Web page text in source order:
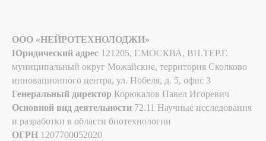
ООО «НЕЙРОТЕХНОЛОДЖИ»
Юридический адрес 121205, Г.МОСКВА, ВН.ТЕР.Г.
муниципальный округ Можайские, территория Сколково
инновационного центра, ул. Нобеля, д. 5, офис 3
Генеральный директор Корюкалов Павел Игоревич
Основной вид деятельности 72.11 Научные исследования
и разработки в области биотехнологии
ОГРН 1207700052020